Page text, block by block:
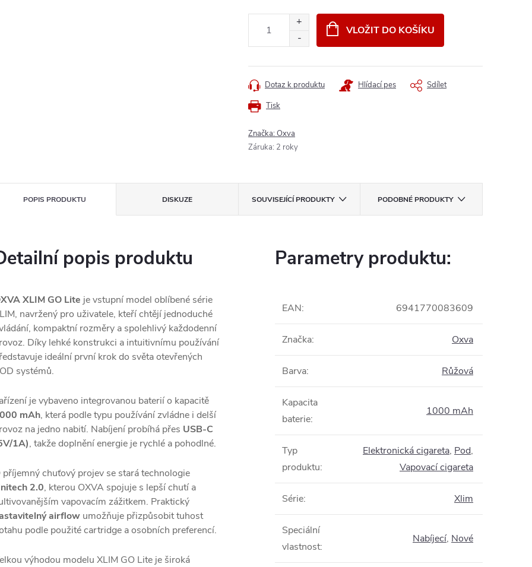
VLOŽIT DO KOŠÍKU
Tisk
Dotaz k produktu Hlídací pes Sdílet
Značka:Oxva
Záruka: 2 roky
POPIS PRODUKTU DISKUZE SOUVISEJÍCÍ PRODUKTY PODOBNÉ PRODUKTY
popis produktu
XLIM GO Lite je vstupní model oblíbené série
navržený pro uživatele, kteří chtějí jednoduché
kompaktní rozměry a spolehlivý každodenní
Díky lehké konstrukci a intuitivnímu používání
ideální první krok do světa otevřených
systémů.
je vybaveno integrovanou baterií o kapacitě
mAh, která podle typu používání zvládne i delší
na jedno nabití. Nabíjení probíhá přes USB-C
1A), takže doplnění energie je rychlé a pohodlné.
příjemný chuťový projev se stará technologie
2.0, kterou OXVA spojuje s lepší chutí a
vapovacím zážitkem. Praktický
airflow umožňuje přizpůsobit tuhost
podle použité cartridge a osobních preferencí.
výhodou modelu XLIM GO Lite je široká
Parametry produktu:
EAN: 6941770083609
Značka: Oxva
Barva: Růžová
Kapacita
baterie:
1000 mAh
Typ
produktu:
Elektronická cigareta, Pod,
Vapovací cigareta
Série: Xlim
Speciální
vlastnost:
Nabíjecí, Nové